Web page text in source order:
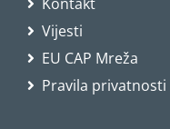
Vijesti
EU CAP Mreža
Pravila privatnosti